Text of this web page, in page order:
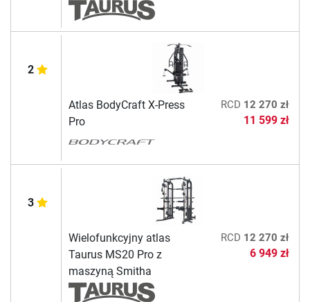
2
Atlas BodyCraft X-Press
Pro
RCD 12 270 zł
11 599 zł
3
Wielofunkcyjny atlas
Taurus MS20 Pro z
maszyną Smitha
RCD 12 270 zł
6 949 zł